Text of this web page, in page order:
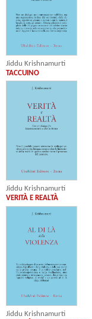
Jiddu Krishnamurti
TACCUINO
Jiddu Krishnamurti
VERITÀ E REALTÀ
Jiddu Krishnamurti